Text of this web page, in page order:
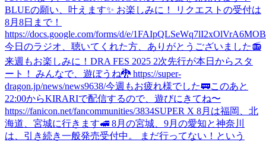
BLUEの願い、叶えます✨ お楽しみに！ リクエストの受付は
8月8日まで！
https://docs.google.com/forms/d/e/
今日のラジオ、聴いてくれた方、ありがとうございました📻
来週もお楽しみに！ DRA FES 2025 2次先行が本日からスタ
ート！ みんなで、遊ぼうね🐉 https://super-
dragon.jp/news/news9638/今週もお疲れ様でした🚃このあと
22:00からKIRARIで配信するので、遊びにきてね〜
https://fanicon.net/fancommunities/3834SUPER X 8月は福岡、北
海道、宮城に行きます🚅 8月の宮城、9月の愛知と神奈川
は、引き続き一般発売受付中。 まだ行ってない！という